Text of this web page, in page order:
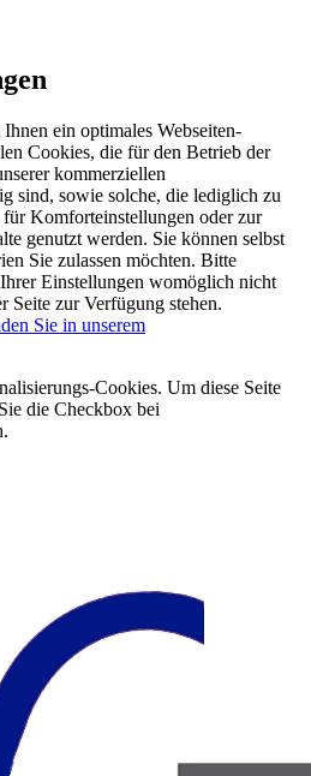
ein optimales Webseiten-
Cookies, die für den Betrieb der
kommerziellen
sind, sowie solche, die lediglich zu
Komforteinstellungen oder zur
genutzt werden. Sie können selbst
Sie zulassen möchten. Bitte
Einstellungen womöglich nicht
Seite zur Verfügung stehen.
Sie in unserem
Cookies. Um diese Seite
die Checkbox bei